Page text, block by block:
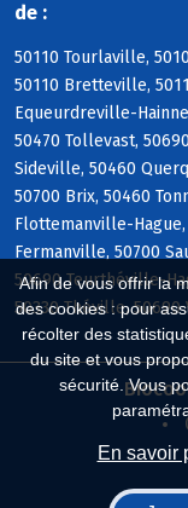
Afin de vous offrir la
des cookies : pour
récolter des
du site et vous
sécurité. Vous
En savoir
de :
50110 Tourlaville,
50110 Bretteville,
Equeurdreville-
50470 Tollevast,
Sideville, 50460
50700 Brix, 50460
Flottemanville-
Fermanville, 50700
50690 Teurthéville-
50330 Théville,